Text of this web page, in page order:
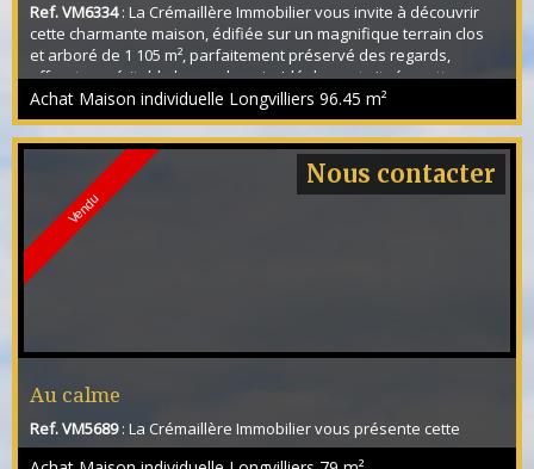
Ref. VM6334: La Crémaillère Immobilier vous invite à découvrir
cette charmante maison, édifiée sur un magnifique terrain clos
et arboré de 1 105 m², parfaitement préservé des regards,
offrant un véritable havre de paix. Idéalement située, cette
propriété séduira les amoureux de nature en quête de calme et
de sérénité, tout en bénéficiant d'un accès rapide aux
commodités et à l'autoroute A10, située à...
Achat Maison individuelle Longvilliers 96.45 m²
Vendu
Au calme
Ref. VM5689: La Crémaillère Immobilier vous présente cette
maison individuelle de 79m² Hab. construite sur un sous sol total
Nous contacter